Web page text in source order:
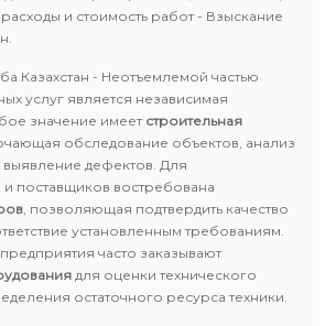
и стоимость работ - Взыскание
Казахстан - Неотъемлемой частью
услуг является независимая
значение имеет строительная
обследование объектов, анализ
выявление дефектов. Для
поставщиков востребована
, позволяющая подтвердить качество
установленным требованиям.
часто заказывают
для оценки технического
остаточного ресурса техники.